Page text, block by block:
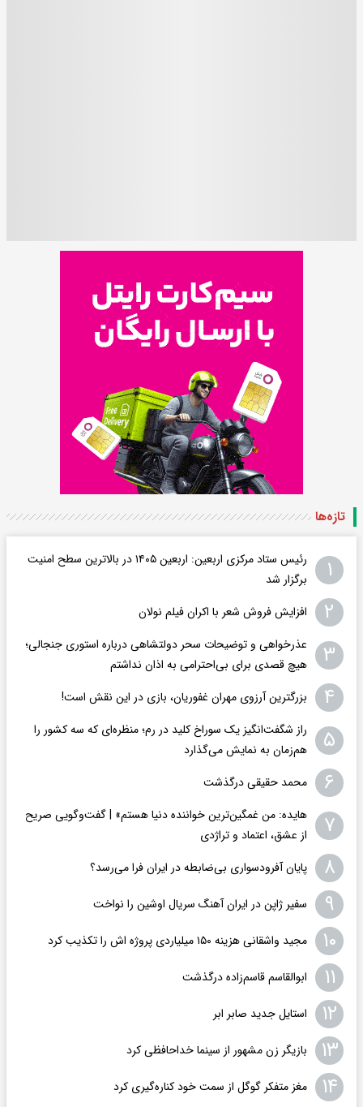
تازه‌ها
۱
رئیس ستاد مرکزی اربعین: اربعین ۱۴۰۵ در بالاترین سطح امنیت
برگزار شد
۲ افزایش فروش شعر با اکران فیلم نولان
۳
عذرخواهی و توضیحات سحر دولتشاهی درباره استوری جنجالی؛
هیچ قصدی برای بی‌احترامی به اذان نداشتم
۴ بزرگترین آرزوی مهران غفوریان، بازی در این نقش است!
۵
راز شگفت‌انگیز یک سوراخ کلید در رم؛ منظره‌ای که سه کشور را
هم‌زمان به نمایش می‌گذارد
۶ محمد حقیقی درگذشت
۷
هایده: من غمگین‌ترین خواننده دنیا هستم» | گفت‌وگویی صریح
از عشق، اعتماد و تراژدی
۸ پایان آفرودسواری بی‌ضابطه در ایران فرا می‌رسد؟
۹ سفیر ژاپن در ایران آهنگ سریال اوشین را نواخت
۱۰ مجید واشقانی هزینه ۱۵۰ میلیاردی پروژه اش را تکذیب کرد
۱۱ ابوالقاسم قاسم‌زاده درگذشت
۱۲ استایل جدید صابر ابر
۱۳ بازیگر زن مشهور از سینما خداحافظی کرد
۱۴ مغز متفکر گوگل از سمت خود کناره‌گیری کرد